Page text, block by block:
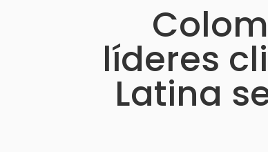
líderes
Latina